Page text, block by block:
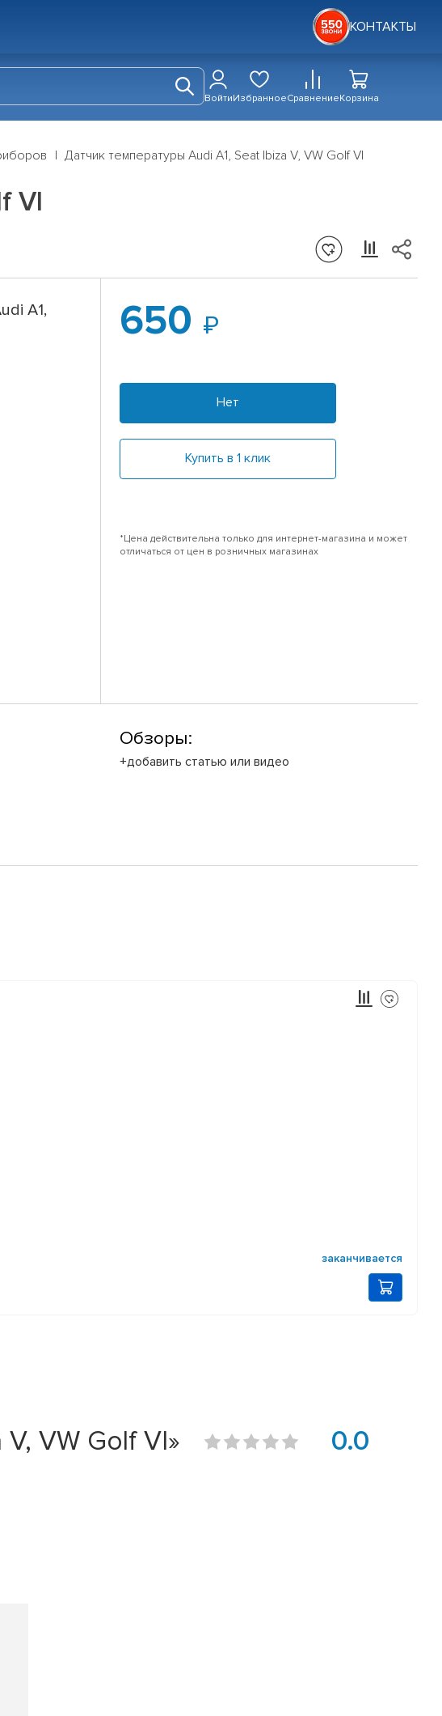
КОНТАКТЫ
ВойтиИзбранноеСравнениеКорзина
Датчик температуры Audi A1, Seat Ibiza V, VW Golf VI
VI
A1,
650
Нет
Купить в 1 клик
*Цена действительна только для интернет-магазина и может
отличаться от цен в розничных магазинах
Обзоры:
+добавить статью или видео
заканчивается
VW Golf VI» 0.0